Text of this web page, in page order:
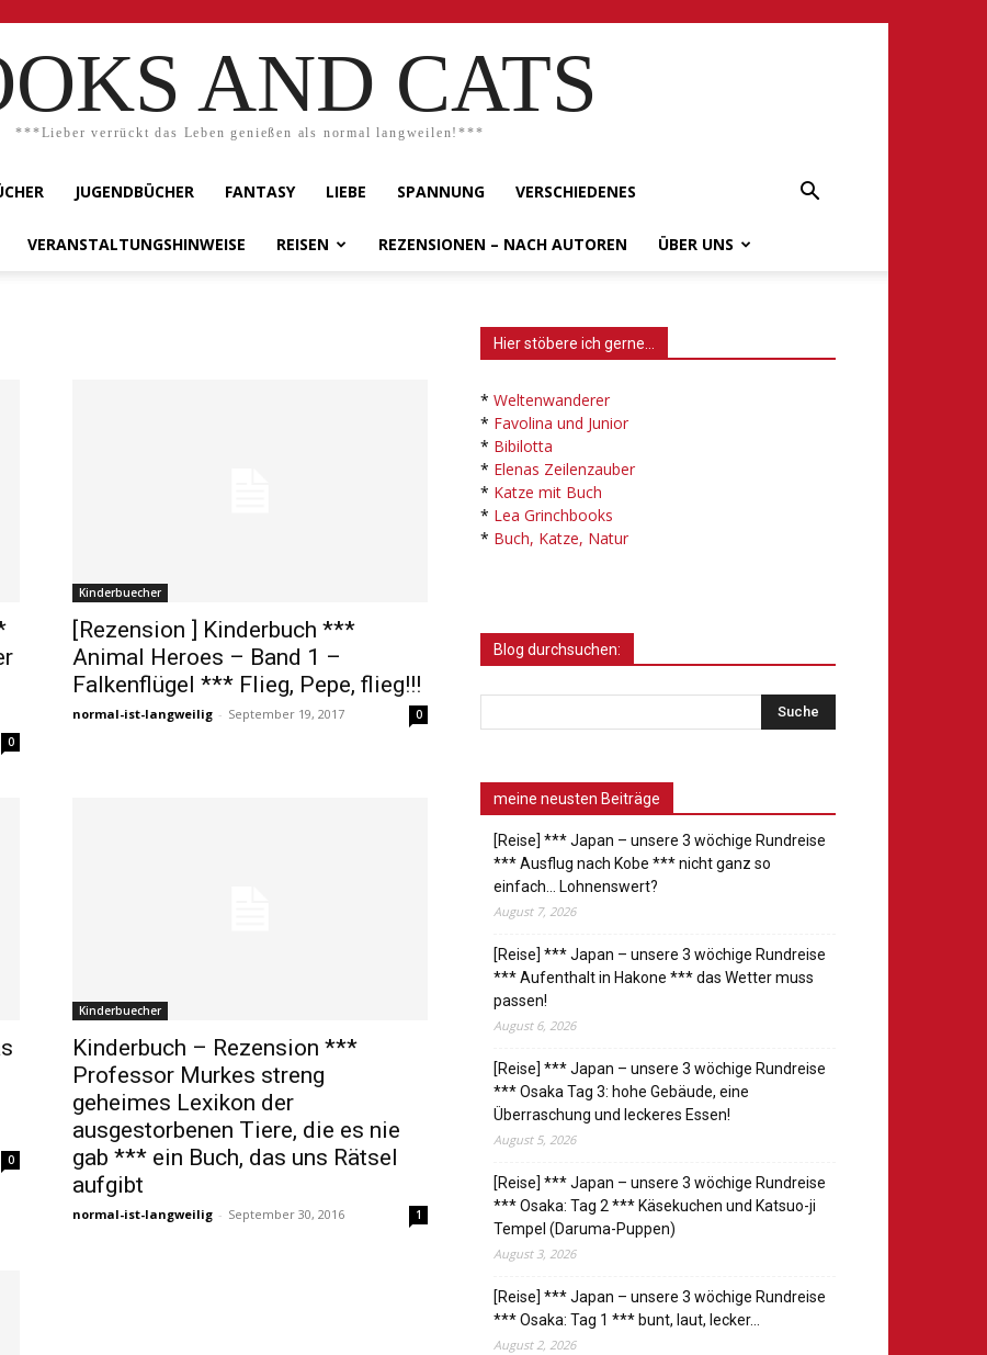
AND CATS
***Lieber verrückt das Leben genießen als normal langweilen!***
JUGENDBÜCHER FANTASY LIEBE SPANNUNG VERSCHIEDENES
VERANSTALTUNGSHINWEISE REISEN REZENSIONEN – NACH AUTOREN ÜBER UNS
0
Kinderbuecher
[Rezension ] Kinderbuch ***
Animal Heroes – Band 1 –
Falkenflügel *** Flieg, Pepe, flieg!!!
normal-ist-langweilig - September 19, 2017 0
0
Kinderbuecher
Kinderbuch – Rezension ***
Professor Murkes streng
geheimes Lexikon der
ausgestorbenen Tiere, die es nie
gab *** ein Buch, das uns Rätsel
aufgibt
normal-ist-langweilig - September 30, 2016 1
Hier stöbere ich gerne…
* Weltenwanderer
* Favolina und Junior
* Bibilotta
* Elenas Zeilenzauber
* Katze mit Buch
* Lea Grinchbooks
* Buch, Katze, Natur
Blog durchsuchen:
meine neusten Beiträge
[Reise] *** Japan – unsere 3 wöchige Rundreise
*** Ausflug nach Kobe *** nicht ganz so
einfach… Lohnenswert?
August 7, 2026
[Reise] *** Japan – unsere 3 wöchige Rundreise
*** Aufenthalt in Hakone *** das Wetter muss
passen!
August 6, 2026
[Reise] *** Japan – unsere 3 wöchige Rundreise
*** Osaka Tag 3: hohe Gebäude, eine
Überraschung und leckeres Essen!
August 5, 2026
[Reise] *** Japan – unsere 3 wöchige Rundreise
*** Osaka: Tag 2 *** Käsekuchen und Katsuo-ji
Tempel (Daruma-Puppen)
August 3, 2026
[Reise] *** Japan – unsere 3 wöchige Rundreise
*** Osaka: Tag 1 *** bunt, laut, lecker…
August 2, 2026